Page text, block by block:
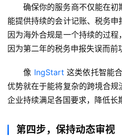
确保你的服务商不仅能在
能提供持续的会计记账、税务申
因为海外合规是一个持续的过
因为第二年的税务申报失误而前
像 IngStart 这类依托智能
优势就在于能将复杂的跨境合
企业持续满足各国要求，降低长
第四步，保持动态审视